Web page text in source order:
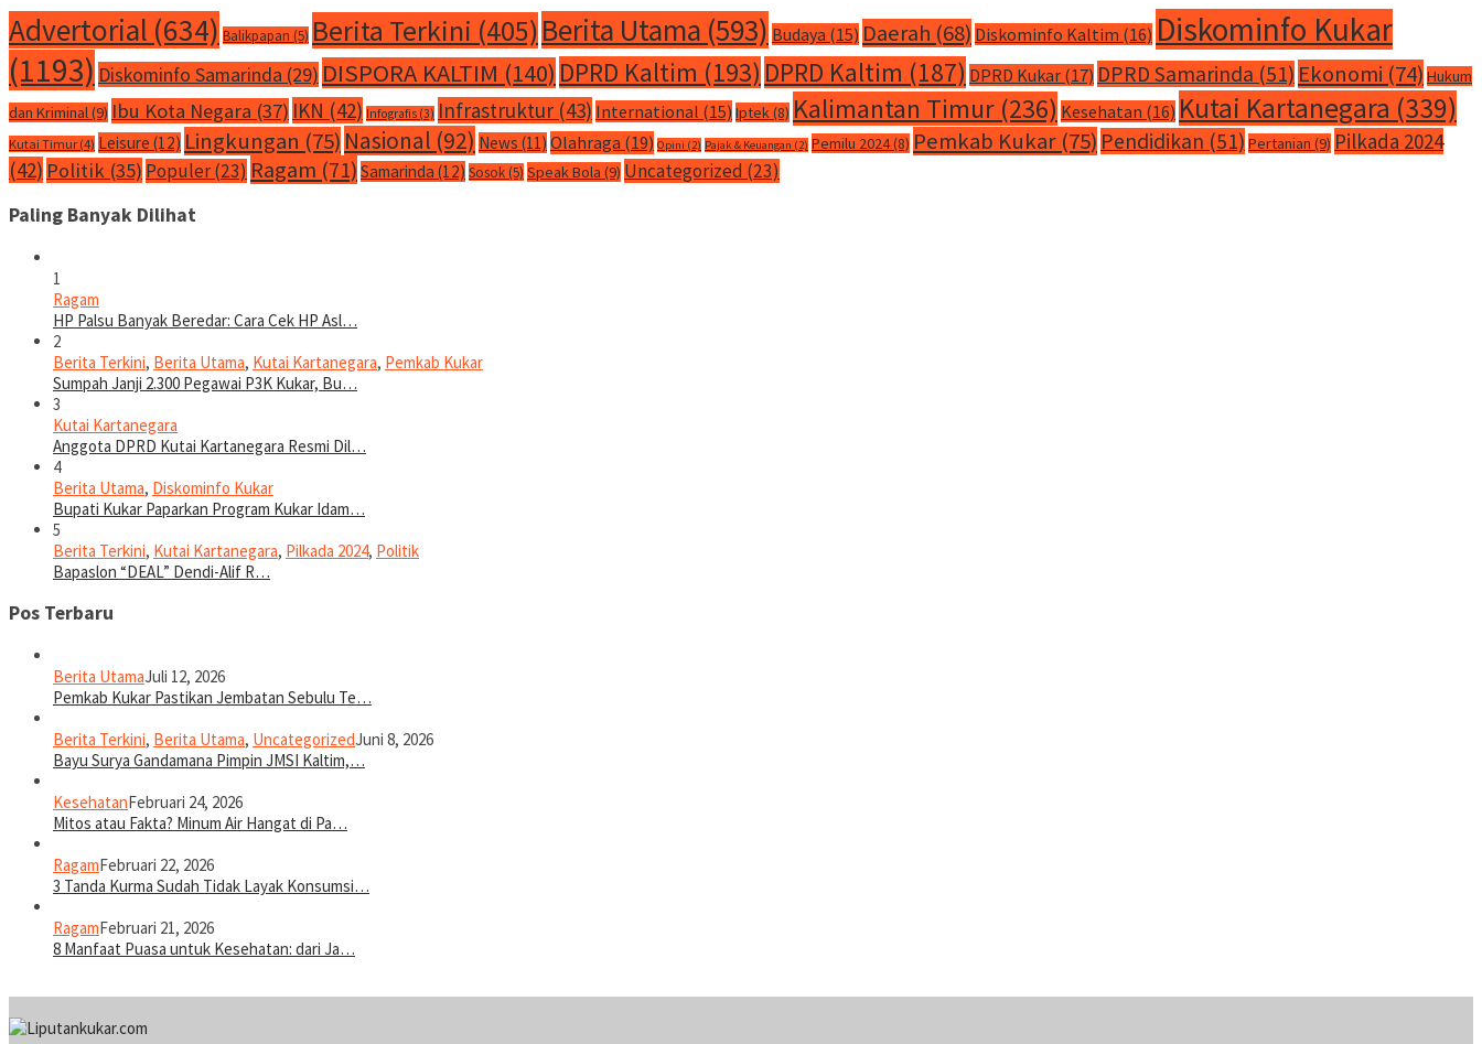
Advertorial (634) Balikpapan (5) Berita Terkini (405)Berita Utama (593) Budaya (15) Daerah (68) Diskominfo Kaltim (16) Diskominfo Kukar
(1193) Diskominfo Samarinda (29) DISPORA KALTIM (140) DPRD Kaltim (193) DPRD Kaltim (187) DPRD Kukar (17) DPRD Samarinda (51) Ekonomi (74) Hukum
dan Kriminal(9) Ibu Kota Negara (37) IKN (42) Infografis (3) Infrastruktur (43) International (15) Iptek(8) Kalimantan Timur (236) Kesehatan (16) Kutai Kartanegara (339)
Kutai Timur (4) Leisure (12) Lingkungan (75) Nasional (92) News (11) Olahraga (19) Opini (2) Pajak & Keuangan (2) Pemilu 2024(8) Pemkab Kukar (75) Pendidikan (51) Pertanian (9) Pilkada 2024
(42) Politik (35) Populer(23) Ragam (71) Samarinda (12) Sosok(5) Speak Bola (9) Uncategorized (23)
Paling Banyak Dilihat
1
Ragam
HP Palsu Banyak Beredar: Cara Cek HP Asl…
2
Berita Terkini, Berita Utama, Kutai Kartanegara, Pemkab Kukar
Sumpah Janji 2.300 Pegawai P3K Kukar, Bu…
3
Kutai Kartanegara
Anggota DPRD Kutai Kartanegara Resmi Dil…
4
Berita Utama, Diskominfo Kukar
Bupati Kukar Paparkan Program Kukar Idam…
5
Berita Terkini, Kutai Kartanegara, Pilkada 2024, Politik
Bapaslon “DEAL” Dendi-Alif R…
Pos Terbaru
Berita UtamaJuli 12, 2026
Pemkab Kukar Pastikan Jembatan Sebulu Te…
Berita Terkini, Berita Utama, UncategorizedJuni 8, 2026
Bayu Surya Gandamana Pimpin JMSI Kaltim,…
KesehatanFebruari 24, 2026
Mitos atau Fakta? Minum Air Hangat di Pa…
RagamFebruari 22, 2026
3 Tanda Kurma Sudah Tidak Layak Konsumsi…
RagamFebruari 21, 2026
8 Manfaat Puasa untuk Kesehatan: dari Ja…